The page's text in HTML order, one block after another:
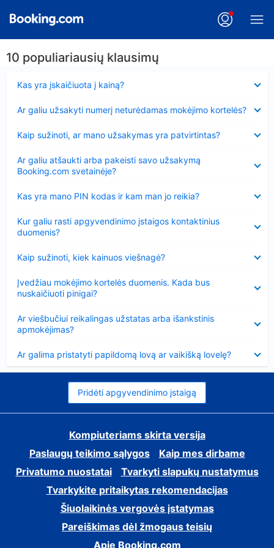
10 populiariausių klausimų
Kas yra įskaičiuota į kainą?
Ar galiu užsakyti numerį neturėdamas mokėjimo kortelės?
Kaip sužinoti, ar mano užsakymas yra patvirtintas?
Ar galiu atšaukti arba pakeisti savo užsakymą
Booking.com svetainėje?
Kas yra mano PIN kodas ir kam man jo reikia?
Kur galiu rasti apgyvendinimo įstaigos kontaktinius
duomenis?
Kaip sužinoti, kiek kainuos viešnagė?
Įvedžiau mokėjimo kortelės duomenis. Kada bus
nuskaičiuoti pinigai?
Ar viešbučiui reikalingas užstatas arba išankstinis
apmokėjimas?
Ar galima pristatyti papildomą lovą ar vaikišką lovelę?
Pridėti apgyvendinimo įstaigą
Kompiuteriams skirta versija
Paslaugų teikimo sąlygos
Kaip mes dirbame
Privatumo nuostatai
Tvarkyti slapukų nustatymus
Tvarkykite pritaikytas rekomendacijas
Šiuolaikinės vergovės įstatymas
Pareiškimas dėl žmogaus teisių
Apie Booking.com